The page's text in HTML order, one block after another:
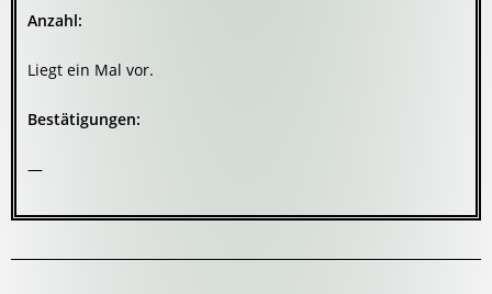
Anzahl:
Liegt ein Mal vor.
Bestätigungen:
—